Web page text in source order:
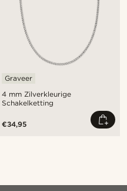
4 mm Zilverkleurige
Schakelketting
Graveer
€34,95